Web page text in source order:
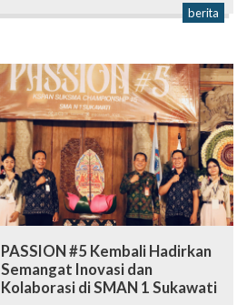
berita
PASSION #5 Kembali Hadirkan
Semangat Inovasi dan
Kolaborasi di SMAN 1 Sukawati